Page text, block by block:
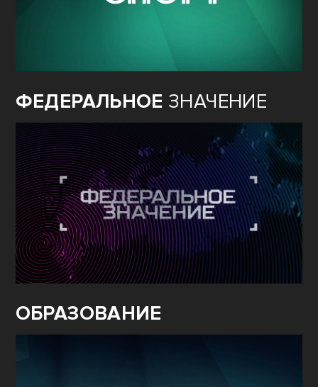
ФЕДЕРАЛЬНОЕ ЗНАЧЕНИЕ
ОБРАЗОВАНИЕ